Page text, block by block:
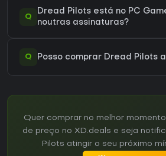
Q
Dread Pilots está no PC
noutras assinaturas?
Q Posso comprar Dread Pilots
Quer comprar no melhor
de preço no XD.deals e seja
Pilots atingir o seu próximo